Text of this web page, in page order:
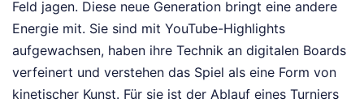
Feld jagen. Diese neue Generation bringt eine andere
Energie mit. Sie sind mit YouTube-Highlights
aufgewachsen, haben ihre Technik an digitalen Boards
verfeinert und verstehen das Spiel als eine Form von
kinetischer Kunst. Für sie ist der Ablauf eines Turniers